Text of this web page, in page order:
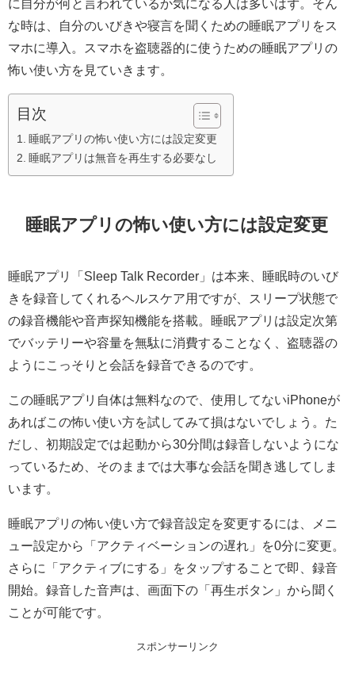
に自分が何と言われているか気になる人は多いはず。そん
な時は、自分のいびきや寝言を聞くための睡眠アプリをス
マホに導入。スマホを盗聴器的に使うための睡眠アプリの
怖い使い方を見ていきます。
目次
睡眠アプリの怖い使い方には設定変更
睡眠アプリは無音を再生する必要なし
睡眠アプリの怖い使い方には設定変更
睡眠アプリ「Sleep Talk Recorder」は本来、睡眠時のいび
きを録音してくれるヘルスケア用ですが、スリープ状態で
の録音機能や音声探知機能を搭載。睡眠アプリは設定次第
でバッテリーや容量を無駄に消費することなく、盗聴器の
ようにこっそりと会話を録音できるのです。
この睡眠アプリ自体は無料なので、使用してないiPhoneが
あればこの怖い使い方を試してみて損はないでしょう。た
だし、初期設定では起動から30分間は録音しないようにな
っているため、そのままでは大事な会話を聞き逃してしま
います。
睡眠アプリの怖い使い方で録音設定を変更するには、メニ
ュー設定から「アクティベーションの遅れ」を0分に変更。
さらに「アクティブにする」をタップすることで即、録音
開始。録音した音声は、画面下の「再生ボタン」から聞く
ことが可能です。
スポンサーリンク